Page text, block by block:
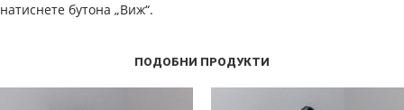
натиснете бутона „Виж“.
ПОДОБНИ ПРОДУКТИ